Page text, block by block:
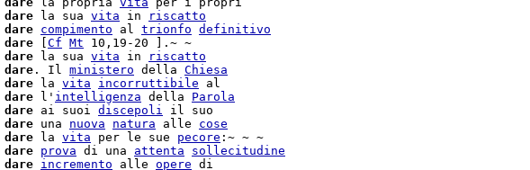
dare la sua vita in
riscatto
dare compimento al trionfo definitivo
dare Cf Mt 10,19-20 ].~ ~
dare la sua vita in
riscatto
dare . Il ministero della Chiesa
dare la vita incorruttibile al
dare l' intelligenza della Parola
dare ai suoi discepoli il suo
dare una nuova natura alle cose
dare la vita per le sue pecore
dare prova di una attenta
sollecitudine
dare incremento alle opere di